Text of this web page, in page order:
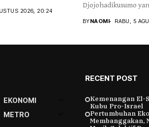
2026, 20:24
Djojohadikusumo
BYNAOMI RABU, 5
EKONOMI
METRO
RECENT POST
Kemenangan El-
Kubu Pro-Israel
Pertumbuhan
Membanggakan,